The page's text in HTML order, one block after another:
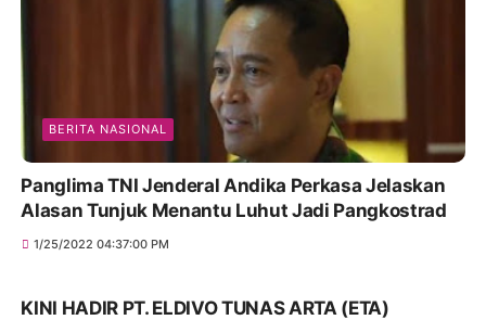
BERITA NASIONAL
Panglima TNI Jenderal Andika Perkasa Jelaskan
Alasan Tunjuk Menantu Luhut Jadi Pangkostrad
1/25/2022 04:37:00 PM
KINI HADIR PT. ELDIVO TUNAS ARTA (ETA)